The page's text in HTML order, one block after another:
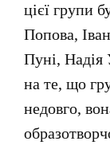
цієї групи
Попова,
Пуні, Надія
на те, що
недовго,